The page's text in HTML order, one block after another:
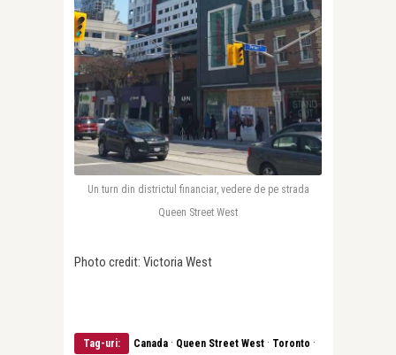
Un turn din districtul financiar, vedere de pe strada
Queen Street West
Photo credit: Victoria West
Tag-uri: Canada · Queen Street West · Toronto ·